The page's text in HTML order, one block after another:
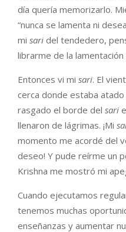
día quería memorizarlo.
“nunca se lamenta ni
mi sari del tendedero,
librarme de la
Entonces vi mi sari. El
cerca donde estaba
rasgado el borde del sari
llenaron de lágrimas. ¡Mi
momento me acordé del
deseo! Y pude reírme un
Krishna me mostró mi
Cuando ejecutamos
tenemos muchas
enseñanzas y aumentar